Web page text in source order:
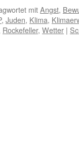
mitAngst,
, Juden, Klima,
Rockefeller, Wetter |